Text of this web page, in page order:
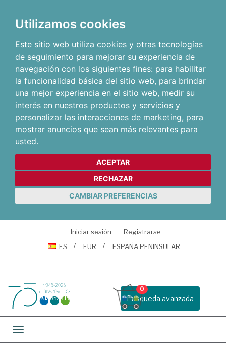
Utilizamos cookies
Este sitio web utiliza cookies y otras tecnologías
de seguimiento para mejorar su experiencia de
navegación con los siguientes fines: para habilitar
la funcionalidad básica del sitio web, para brindar
una mejor experiencia en el sitio web, medir su
interés en nuestros productos y servicios y
personalizar las interacciones de marketing, para
mostrar anuncios que sean más relevantes para
usted.
ACEPTAR
RECHAZAR
CAMBIAR PREFERENCIAS
Iniciar sesión
Registrarse
ES
EUR ESPAÑA PENINSULAR
Busqueda avanzada
0
Toggle navigation